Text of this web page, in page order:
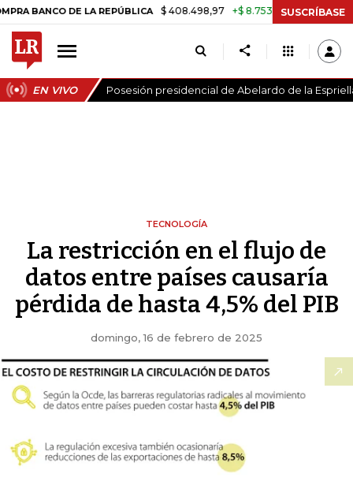
DE LA REPÚBLICA $ 408.498,97 +$ 8.753,81 +2,19% TASA DE
SUSCRÍBASE
EN VIVO Posesión presidencial de Abelardo de la
TECNOLOGÍA
La restricción en el flujo de
datos entre países causaría
pérdida de hasta 4,5% del PIB
domingo, 16 de febrero de 2025